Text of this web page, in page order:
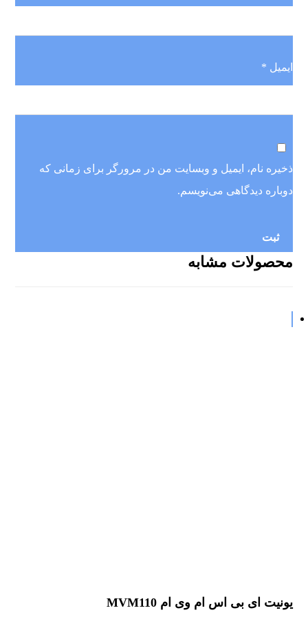
ایمیل *
ذخیره نام، ایمیل و وبسایت من در مرورگر برای زمانی که
دوباره دیدگاهی می‌نویسم.
محصولات مشابه
یونیت ای بی اس ام وی ام MVM110